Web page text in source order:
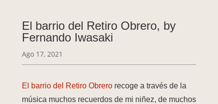
El barrio del Retiro Obrero, by
Fernando Iwasaki
Ago 17, 2021
El barrio del Retiro Obrerorecoge a través de la
música muchos recuerdos de mi niñez, de muchos